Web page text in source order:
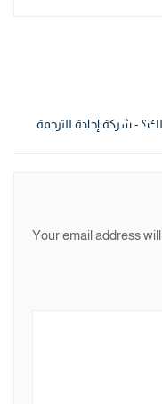
- شركة إجادة للترجمة
Your email address